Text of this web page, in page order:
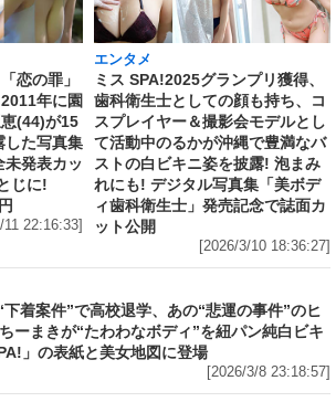
恋の罪」
年に園
(44)が15
した写真集
未発表カッ
じに!
11 22:16:33]
エンタメ
ミス SPA!2025グランプリ獲得、
歯科衛生士としての顔も持ち、コ
スプレイヤー＆撮影会モデルとし
て活動中のるかが沖縄で豊満なバ
ストの白ビキニ姿を披露! 泡まみ
れにも! デジタル写真集「美ボデ
ィ歯科衛生士」発売記念で誌面カ
ット公開
[2026/3/10 18:36:27]
学旅行の3日前に“下着案件”で高校退学、あ
“悲運の事件”のヒロイン、N高卒業のちーま
が“たわわなボディ”を紐パン純白ビキニで披
露! 「週刊 SPA!」の表紙と美女地図に登場
[2026/3/8 23:18:57]